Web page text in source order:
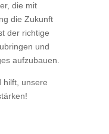
die mit
die Zukunft
der richtige
und
aufzubauen.
hilft, unsere